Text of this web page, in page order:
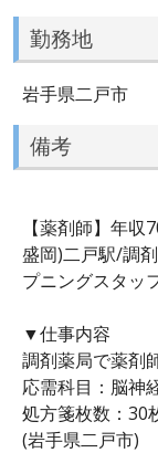
勤務地
岩手県二戸市
備考
【薬剤師】年収
盛岡)二戸駅/調
プニングスタッ
▼仕事内容
調剤薬局で薬剤
応需科目：脳神
処方箋枚数：30
(岩手県二戸市)